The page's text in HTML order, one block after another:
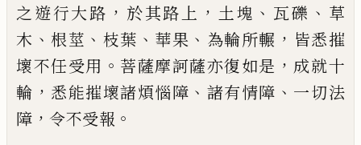
之遊行大路 ， 於其路上 ， 土塊 、 瓦礫 、 草
木 、根莖 、 枝葉 、 華果 、 為輪所輾 ， 皆悉摧
壞不任受用 。 菩薩摩訶薩亦復如是 ， 成就十
輪 ， 悉能摧壞諸煩惱障 、 諸有情障 、 一切法
障 ， 令不受報 。